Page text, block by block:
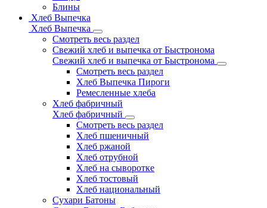
Блины
Хлеб Выпечка
Хлеб Выпечка
Смотреть весь раздел
Свежий хлеб и выпечка от Быстронома
Свежий хлеб и выпечка от Быстронома
Смотреть весь раздел
Хлеб Выпечка Пироги
Ремесленные хлеба
Хлеб фабричный
Хлеб фабричный
Смотреть весь раздел
Хлеб пшеничный
Хлеб ржаной
Хлеб отрубной
Хлеб на сыворотке
Хлеб тостовый
Хлеб национальный
Сухари Батоны